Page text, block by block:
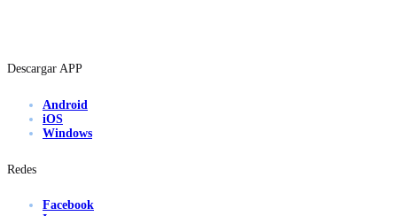
Descargar APP
Android
iOS
Windows
Redes
Facebook